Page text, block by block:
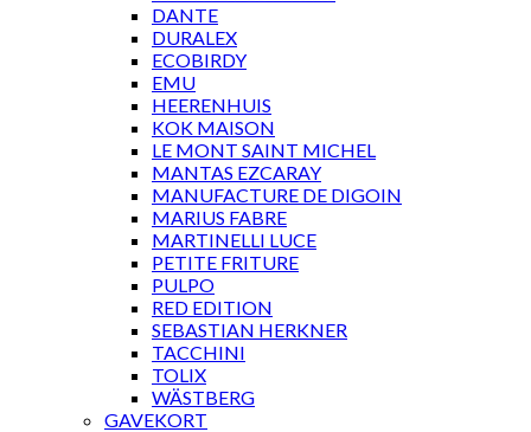
DANTE
DURALEX
ECOBIRDY
EMU
HEERENHUIS
KOK MAISON
LE MONT SAINT MICHEL
MANTAS EZCARAY
MANUFACTURE DE DIGOIN
MARIUS FABRE
MARTINELLI LUCE
PETITE FRITURE
PULPO
RED EDITION
SEBASTIAN HERKNER
TACCHINI
TOLIX
WÄSTBERG
GAVEKORT